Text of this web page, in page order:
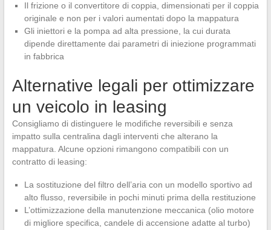
Il frizione o il convertitore di coppia, dimensionati per il coppia
originale e non per i valori aumentati dopo la mappatura
Gli iniettori e la pompa ad alta pressione, la cui durata
dipende direttamente dai parametri di iniezione programmati
in fabbrica
Alternative legali per ottimizzare
un veicolo in leasing
Consigliamo di distinguere le modifiche reversibili e senza
impatto sulla centralina dagli interventi che alterano la
mappatura. Alcune opzioni rimangono compatibili con un
contratto di leasing:
La sostituzione del filtro dell’aria con un modello sportivo ad
alto flusso, reversibile in pochi minuti prima della restituzione
L’ottimizzazione della manutenzione meccanica (olio motore
di migliore specifica, candele di accensione adatte al turbo)